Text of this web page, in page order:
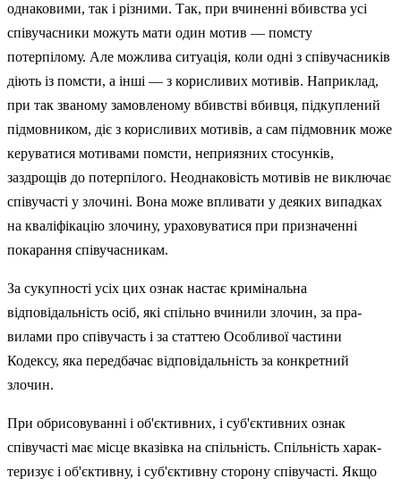
однаковими, так і різними. Так, при вчиненні вбивства усі
співучасники можуть мати один мотив — помсту
потерпілому. Але можлива ситуація, коли одні з співучасників
діють із помсти, а інші — з корисливих мотивів. Наприклад,
при так званому замовленому вбивстві вбивця, підкуплений
підмовником, діє з корисливих мотивів, а сам підмовник може
керуватися мотивами помсти, неприязних стосунків,
заздрощів до потерпілого. Не­однаковість мотивів не виключає
співучасті у злочині. Вона може впли­вати у деяких випадках
на кваліфікацію злочину, ураховуватися при призначенні
покарання співучасникам.
За сукупності усіх цих ознак настає кримінальна
відповідальність осіб, які спільно вчинили злочин, за пра­
вилами про співучасть і за статтею Особливої частини
Кодексу, яка передбачає відповідальність за конкретний
злочин.
При обрисовуванні і об'єктивних, і суб'єктивних ознак
співучасті має місце вказівка на спільність. Спільність харак­
теризує і об'єктивну, і суб'єктивну сторону співучасті. Якщо